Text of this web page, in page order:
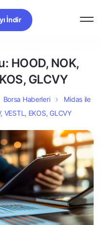
İndir
HOOD, NOK,
GLCVY
Borsa Haberleri
Midas ile
VESTL, EKOS, GLCVY